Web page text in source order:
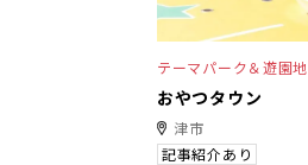
テーマパーク＆遊園地
おやつタウン
津市
記事紹介あり